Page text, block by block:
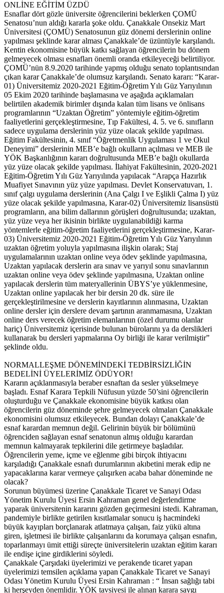
ONLİNE EĞİTİM ÜZDÜ
Esnaflar dört gözle üniversite öğrencilerini beklerken ÇOMÜ
Senatosu’nun aldığı kararla şoke oldu. Çanakkale Onsekiz Mart
Üniversitesi (ÇOMÜ) Senatosunun güz dönemi derslerinin online
yapılması şeklinde karar alması Çanakkale’de üzüntüyle karşılandı.
Kentin ekonomisine büyük katkı sağlayan öğrencilerin bu dönem
gelmeyecek olması esnafları önemli oranda etkileyeceği belirtiliyor.
ÇOMÜ’nün 8.9.2020 tarihinde yapmış olduğu senato toplantısından
çıkan karar Çanakkale’de olumsuz karşılandı. Senato kararı: “Karar-
01) Üniversitemiz 2020-2021 Eğitim-Öğretim Yılı Güz Yarıyılının
05 Ekim 2020 tarihinde başlamasına ve aşağıda açıklamaları
belirtilen akademik birimler dışında kalan tüm lisans ve önlisans
programlarının “Uzaktan Öğretim” yöntemiyle eğitim-öğretim
faaliyetlerini gerçekleştirmesine, Tıp Fakültesi, 4. 5. ve 6. sınıfların
sadece uygulama derslerinin yüz yüze olacak şekilde yapılması.
Eğitim Fakültesinin, 4. sınıf “Öğretmenlik Uygulaması 1 ve Okul
Deneyimi” derslerinin MEB’e bağlı okulların açılması ve MEB ile
YÖK Başkanlığının kararı doğrultusunda MEB’e bağlı okullarda
yüz yüze olacak şekilde yapılması. İlahiyat Fakültesinin, 2020-2021
Eğitim-Öğretim Yılı Güz Yarıyılında yapılacak “Arapça Hazırlık
Muafiyet Sınavının yüz yüze yapılması. Devlet Konservatuvarı, 1.
sınıf çalgı uygulama derslerinin (Ana Çalgı I ve Eşlikli Çalma I) yüz
yüze olacak şekilde yapılmasına, Karar-02) Üniversitemiz lisansüstü
programların, ana bilim dallarının görüşleri doğrultusunda; uzaktan,
yüz yüze veya her ikisinin birlikte uygulanabildiği karma
yöntemlerle eğitim-öğretim faaliyetlerini gerçekleştirmesine, Karar-
03) Üniversitemiz 2020-2021 Eğitim-Öğretim Yılı Güz Yarıyılının
uzaktan öğretim yoluyla yapılmasına ilişkin olarak; Staj
uygulamalarının uzaktan online veya ödev şeklinde yapılmasına,
Uzaktan yapılacak derslerin ara sınav ve yarıyıl sonu sınavlarının
uzaktan online veya ödev şeklinde yapılmasına, Uzaktan online
yapılacak derslerin tüm materyallerinin ÜBYS’ye yüklenmesine,
Uzaktan online yapılacak her bir dersin 20 dk. süre ile
gerçekleştirilmesine ve derslerin kayıtlarının alınmasına, Uzaktan
online dersler için derslere devam şartının aranmamasına, Uzaktan
online ders verecek öğretim elemanlarının (özel durumu olanlar
hariç) Üniversitemiz içerisinde bulunan bürolarını ya da derslikleri
kullanarak bu dersleri yapmalarına Oy birliği ile karar verilmiştir”
şeklinde oldu.
NORMALLEŞME DÖNEMİNDEKİ TEDBİRSİZLİĞİN
BEDELİNİ ÜYELERİMİZ ÖDÜYOR!
Kararın açıklanmasıyla beraber esnaftan da sesler yükselmeye
başladı. Esnaf Karara Tepkili Nüfusun yüzde 50’sini öğrencilerin
oluşturduğu ve Çanakkale ekonomisine büyük katkısı olan
öğrencilerin güz döneminde şehre gelmeyecek olmaları Çanakkale
ekonomisini olumsuz etkileyecek. Bundan dolayı Çanakkale’de
esnaf karardan memnun değil. Gelirinin büyük bir bölümünü
öğrenciden sağlayan esnaf senatonun almış olduğu karardan
memnun kalmayarak tepkilerini dile getirmeye başladılar.
Öğrencilerin yeme, içme ve eğlenme gibi birçok ihtiyacını
karşıladığı Çanakkale esnafı durumlarının akıbetini merak edip ne
yapacaklarına karar vermeye çalışırken acaba bahar döneminde ne
olacak?
Sorunun büyümesi üzerine Çanakkale Ticaret ve Sanayi Odası
Yönetim Kurulu Üyesi Ersin Kahraman genel değerlendirme
yaparak üniversitenin kararını gözden geçirmesini istedi. Kahraman,
pandemiyle birlikte getirilen kısıtlamalar sonucu iş hacmindeki
büyük kayıpları borçlanarak atlatmaya çalışan, faiz yükü altına
giren, işletmesi ile birlikte çalışanlarını da korumaya çalışan esnafın,
toparlanmayı ümit ettiği süreçte üniversitelerin uzaktan eğitim kararı
ile endişe içine girdiklerini söyledi.
Çanakkale Çarşıdaki üyelerimizi ve perakende ticaret yapan
üyelerimizi temsilen açıklama yapan Çanakkale Ticaret ve Sanayi
Odası Yönetim Kurulu Üyesi Ersin Kahraman : “ İnsan sağlığı tabi
ki herşeyden önemlidir. YÖK tavsiyesi ile alınan karara saygı